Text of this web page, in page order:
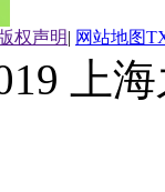
权声明| 网站地图
上